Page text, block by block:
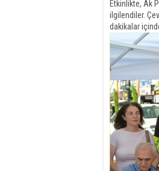
Etkinlikte, Ak
ilgilendiler.
dakikalar